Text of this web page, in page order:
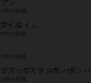
ン
2件の投稿
・タイム
8件の投稿
1件の投稿
リップ：イスラ・ボンバ
2件の投稿